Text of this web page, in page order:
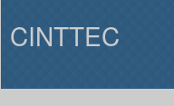
CINTTEC